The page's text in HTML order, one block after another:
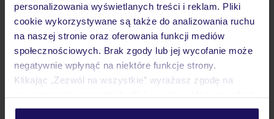
personalizowania wyświetlanych treści i reklam. Pliki
cookie wykorzystywane są także do analizowania ruchu
na naszej stronie oraz oferowania funkcji mediów
społecznościowych. Brak zgody lub jej wycofanie może
negatywnie wpłynąć na niektóre funkcje strony.
Klikając „Zezwól na wszystkie” wyrażasz zgodę na
personalizować swój wybór wchodząc w zakładkę
Pokoje
Wyżywienie